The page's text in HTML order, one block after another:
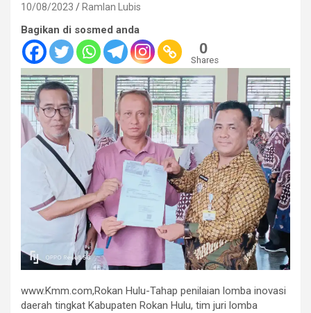
10/08/2023 Ramlan Lubis
Bagikan di sosmed anda
0
Shares
www.Kmm.com,Rokan Hulu-Tahap penilaian lomba inovasi
daerah tingkat Kabupaten Rokan Hulu, tim juri lomba